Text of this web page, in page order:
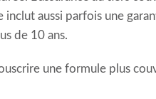
aussi parfois une
de 10 ans.
une formule plus